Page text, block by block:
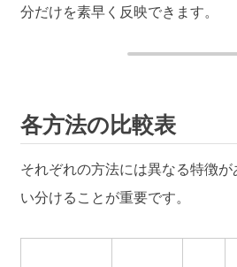
分だけを素早く反映できます。
各方法の比較表
それぞれの方法には異なる特徴
い分けることが重要です。